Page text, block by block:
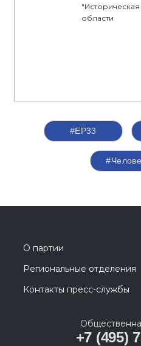
области
#ЕР33
О партии
Региональные отделения
Контакты пресс-службы
+7 (495)